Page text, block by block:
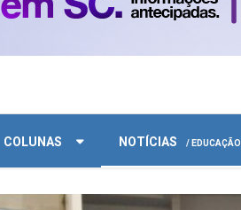
COLUNAS NOTÍCIAS / EDUCAÇÃO